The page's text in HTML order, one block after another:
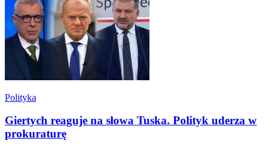
Polityka
Giertych reaguje na słowa Tuska. Polityk uderza w
prokuraturę